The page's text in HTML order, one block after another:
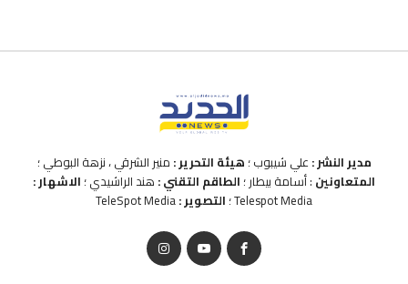
مدير النشر : علي شيبوب ؛ هيئة التحرير : منير الشرقي ، نزهة البوطي ؛
المتعاونين : أسامة بيطار ؛ الطاقم التقني : هند الراشيدي ؛ الاشهار :
Telespot Media ؛ التصوير :TeleSpot Media